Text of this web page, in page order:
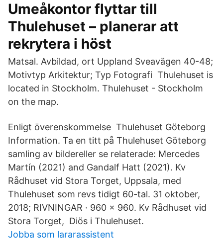
Umeåkontor flyttar till
Thulehuset – planerar att
rekrytera i höst
Matsal. Avbildad, ort Uppland Sveavägen 40-48;
Motivtyp Arkitektur; Typ Fotografi Thulehuset is
located in Stockholm. Thulehuset - Stockholm
on the map.
Enligt överenskommelse Thulehuset Göteborg
Information. Ta en titt på Thulehuset Göteborg
samling av bildereller se relaterade: Mercedes
Martín (2021) and Gandalf Hatt (2021). Kv
Rådhuset vid Stora Torget, Uppsala, med
Thulehuset som revs tidigt 60-tal. 31 oktober,
2018; RIVNINGAR · 960 × 960. Kv Rådhuset vid
Stora Torget, Diös i Thulehuset.
Jobba som lararassistent